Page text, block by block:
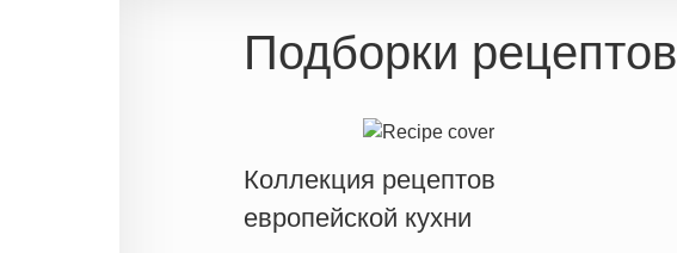
Подборки рецептов
Коллекция рецептов
европейской кухни